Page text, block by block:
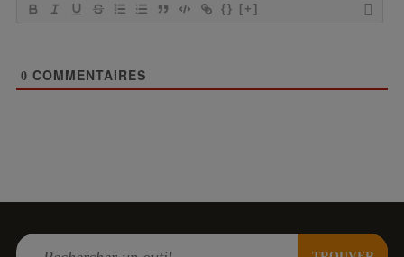
{} [+]
0 COMMENTAIRES